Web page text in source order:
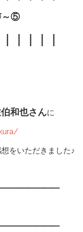
～⑤
和也さんに
をいただきました♪